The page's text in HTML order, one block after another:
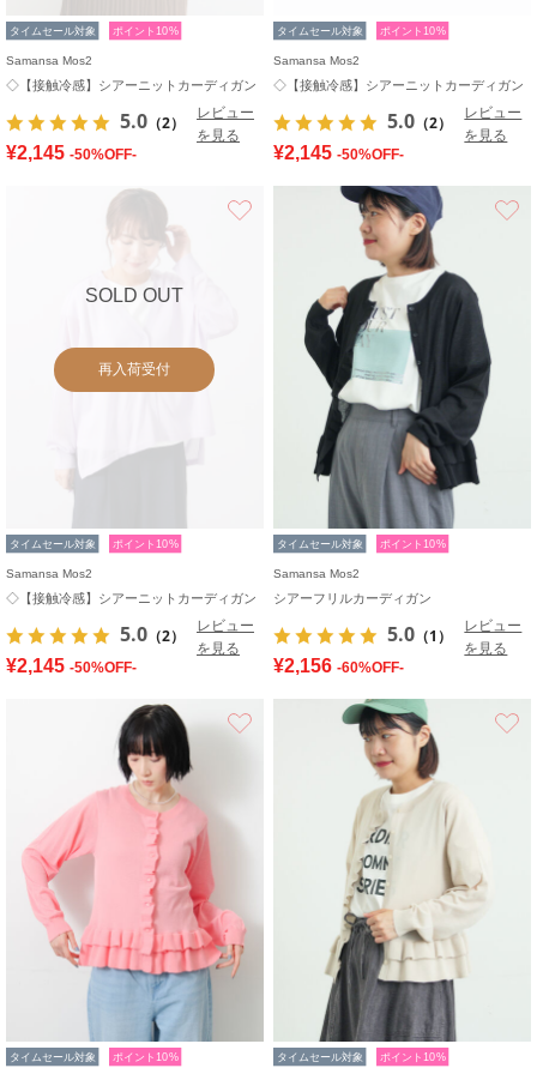
タイムセール対象 ポイント10%
Samansa Mos2
◇【接触冷感】シアーニットカーディガン
5.0 （2）
レビュー
を見る
¥2,145 -50%OFF-
タイムセール対象 ポイント10%
Samansa Mos2
◇【接触冷感】シアーニットカーディガン
5.0 （2）
レビュー
を見る
¥2,145 -50%OFF-
SOLD OUT
再入荷受付
タイムセール対象 ポイント10%
Samansa Mos2
◇【接触冷感】シアーニットカーディガン
5.0 （2）
レビュー
を見る
¥2,145 -50%OFF-
タイムセール対象 ポイント10%
Samansa Mos2
シアーフリルカーディガン
5.0 （1）
レビュー
を見る
¥2,156 -60%OFF-
タイムセール対象 ポイント10% タイムセール対象 ポイント10%